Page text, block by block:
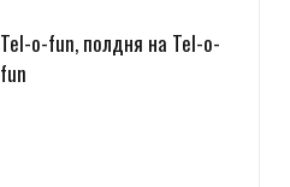
Tel-o-fun, полдня на Tel-o-
fun